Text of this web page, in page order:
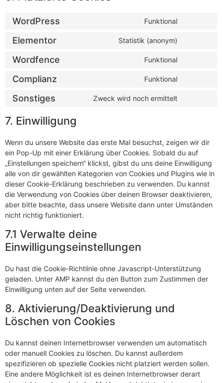
WordPress Funktional
Elementor Statistik (anonym)
Wordfence Funktional
Complianz Funktional
Sonstiges Zweck wird noch ermittelt
7. Einwilligung
Wenn du unsere Website das erste Mal besuchst, zeigen wir dir
ein Pop-Up mit einer Erklärung über Cookies. Sobald du auf
„Einstellungen speichern“ klickst, gibst du uns deine Einwilligung
alle von dir gewählten Kategorien von Cookies und Plugins wie in
dieser Cookie-Erklärung beschrieben zu verwenden. Du kannst
die Verwendung von Cookies über deinen Browser deaktivieren,
aber bitte beachte, dass unsere Website dann unter Umständen
nicht richtig funktioniert.
7.1 Verwalte deine
Einwilligungseinstellungen
Du hast die Cookie-Richtlinie ohne Javascript-Unterstützung
geladen. Unter AMP kannst du den Button zum Zustimmen der
Einwilligung unten auf der Seite verwenden.
8. Aktivierung/Deaktivierung und
Löschen von Cookies
Du kannst deinen Internetbrowser verwenden um automatisch
oder manuell Cookies zu löschen. Du kannst außerdem
spezifizieren ob spezielle Cookies nicht platziert werden sollen.
Eine andere Möglichkeit ist es deinen Internetbrowser derart